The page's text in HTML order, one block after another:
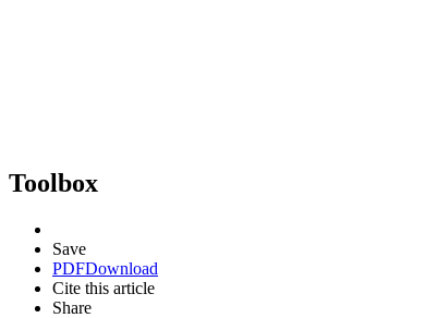
Toolbox
Save
PDFDownload
Cite this article
Share